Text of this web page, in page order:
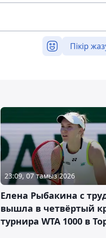
Пікір
23:09, 07 тамыз 2026
Елена Рыбакина с
вышла в четвёртый
турнира WTA 1000 в